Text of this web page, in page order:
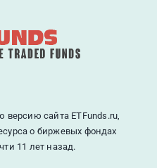
сайта ETFunds.ru,
о биржевых фондах
11 лет назад.